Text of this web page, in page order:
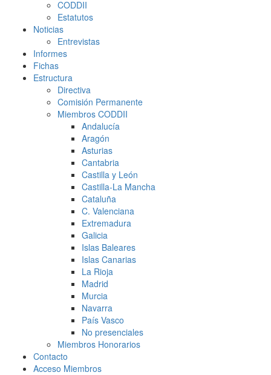
CODDII
Estatutos
Noticias
Entrevistas
Informes
Fichas
Estructura
Directiva
Comisión Permanente
Miembros CODDII
Andalucía
Aragón
Asturias
Cantabria
Castilla y León
Castilla-La Mancha
Cataluña
C. Valenciana
Extremadura
Galicia
Islas Baleares
Islas Canarias
La Rioja
Madrid
Murcia
Navarra
País Vasco
No presenciales
Miembros Honorarios
Contacto
Acceso Miembros